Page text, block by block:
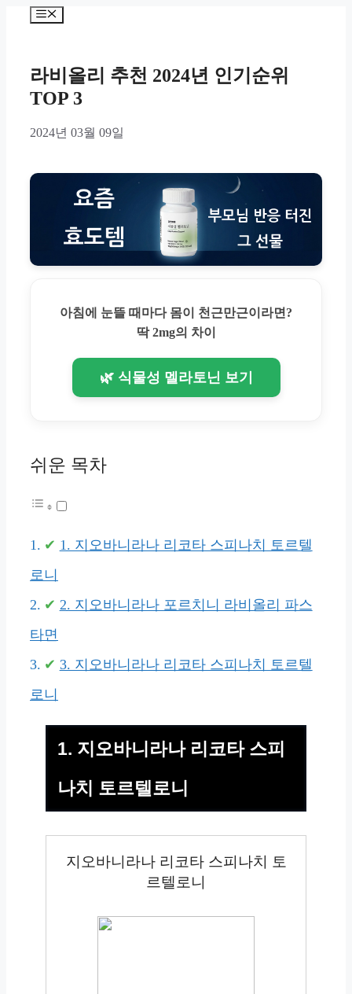
Menu
라비올리 추천 2024년 인기순위
TOP 3
2024년 03월 09일
아침에 눈뜰 때마다 몸이 천근만근이라면?
딱 2mg의 차이
🌿 식물성 멜라토닌 보기
쉬운 목차
1. 지오바니라나 리코타 스피나치 토르텔
로니
2. 지오바니라나 포르치니 라비올리 파스
타면
3. 지오바니라나 리코타 스피나치 토르텔
로니
1. 지오바니라나 리코타 스피
나치 토르텔로니
지오바니라나 리코타 스피나치 토
르텔로니